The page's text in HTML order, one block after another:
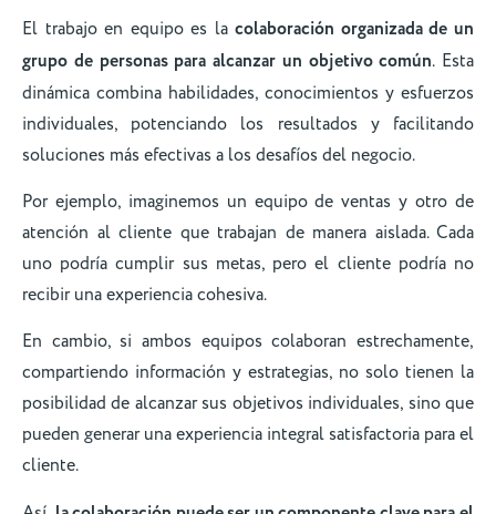
El trabajo en equipo es lacolaboración organizada de un
grupo de personas para alcanzar un objetivo común. Esta
dinámica combina habilidades, conocimientos y esfuerzos
individuales, potenciando los resultados y facilitando
soluciones más efectivas a los desafíos del negocio.
Por ejemplo, imaginemos un equipo de ventas y otro de
atención al cliente que trabajan de manera aislada. Cada
uno podría cumplir sus metas, pero el cliente podría no
recibir una experiencia cohesiva.
En cambio, si ambos equipos colaboran estrechamente,
compartiendo información y estrategias, no solo tienen la
posibilidad de alcanzar sus objetivos individuales, sino que
pueden generar una experiencia integral satisfactoria para el
cliente.